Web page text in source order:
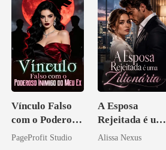
Vínculo Falso
com o Poderoso
Inimigo do Meu
PageProfit Studio
A Esposa
Rejeitada é uma
Zilionária
Alissa Nexus